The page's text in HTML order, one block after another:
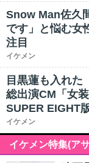
Snow Man佐久
です」と悩む女
注目
イケメン
目黒蓮も入れた
総出演CM「女
SUPER EIGHT
イケメン
イケメン特集(ア